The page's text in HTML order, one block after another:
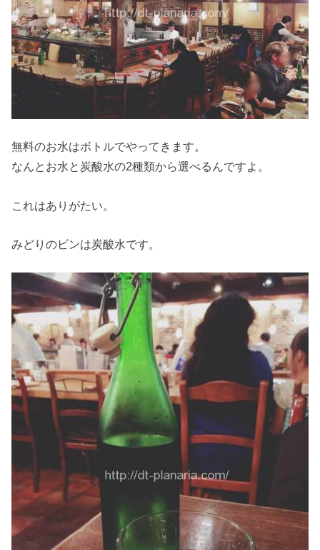
無料のお水はボトルでやってきます。
なんとお水と炭酸水の2種類から選べるんですよ。
これはありがたい。
みどりのビンは炭酸水です。